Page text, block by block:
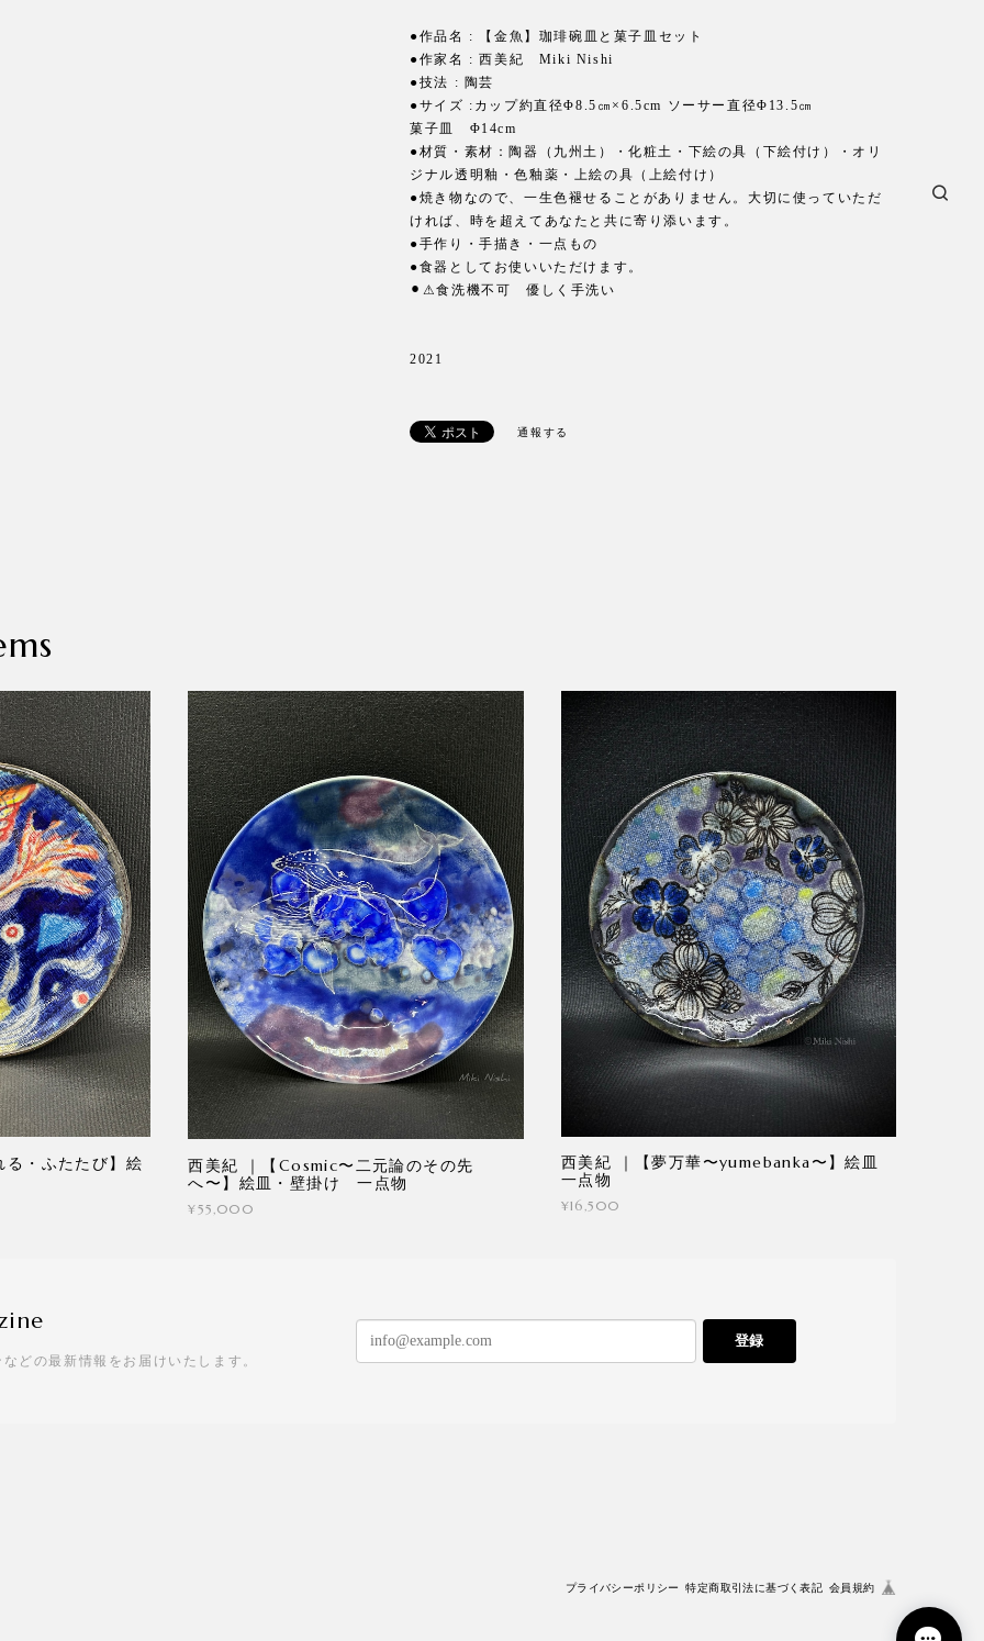
●作品名 : 【金魚】珈琲碗皿と菓子皿セット
●作家名 : 西美紀 Miki Nishi
●技法 : 陶芸
●サイズ :カップ約直径Φ8.5㎝×6.5cm ソーサー直径Φ13.5㎝
菓子皿 Φ14cm
●材質・素材：陶器（九州土）・化粧土・下絵の具（下絵付け）・オリ
ジナル透明釉・色釉薬・上絵の具（上絵付け）
●焼き物なので、一生色褪せることがありません。大切に使っていただ
ければ、時を超えてあなたと共に寄り添います。
●手作り・手描き・一点もの
●食器としてお使いいただけます。
⚫︎⚠︎食洗機不可 優しく手洗い
2021
通報する
る・ふたたび】絵
西美紀 ｜【Cosmic〜二元論のその先
へ〜】絵皿・壁掛け 一点物
¥55,000
西美紀 ｜【夢万華〜yumebanka〜】絵皿
一点物
¥16,500
どの最新情報をお届けいたします。
登録
プライバシーポリシー 特定商取引法に基づく表記 会員規約